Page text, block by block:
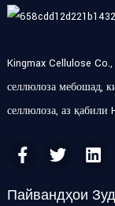
Kingmax Cellulose
селлюлоза мебошад,
селлюлоза, аз қабили
Пайвандҳои Зуд